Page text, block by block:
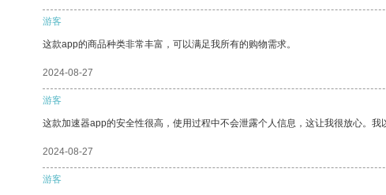
游客
这款app的商品种类非常丰富，可以满足我所有的购物需求。
2024-08-27
游客
这款加速器app的安全性很高，使用过程中不会泄露个人信息，这让我很放心。
2024-08-27
游客